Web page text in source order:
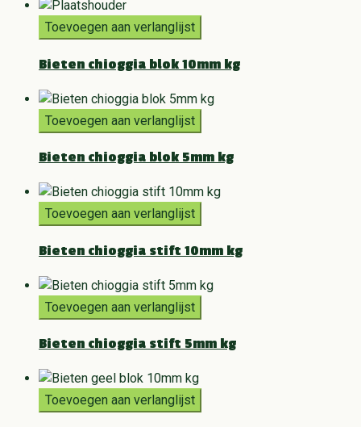
Toevoegen aan verlanglijst
Bieten chioggia blok 10mm kg
Toevoegen aan verlanglijst
Bieten chioggia blok 5mm kg
Toevoegen aan verlanglijst
Bieten chioggia stift 10mm kg
Toevoegen aan verlanglijst
Bieten chioggia stift 5mm kg
Toevoegen aan verlanglijst